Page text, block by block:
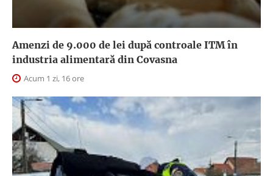
Amenzi de 9.000 de lei după controale ITM în
industria alimentară din Covasna
Acum 1 zi, 16 ore